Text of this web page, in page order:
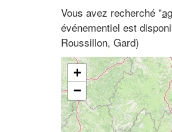
Vous avez recherché "
événementiel est
Roussillon, Gard)
+
−